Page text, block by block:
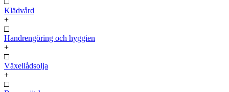
Klädvård
+
□
Handrengöring och hyggien
+
□
Växellådsolja
+
□